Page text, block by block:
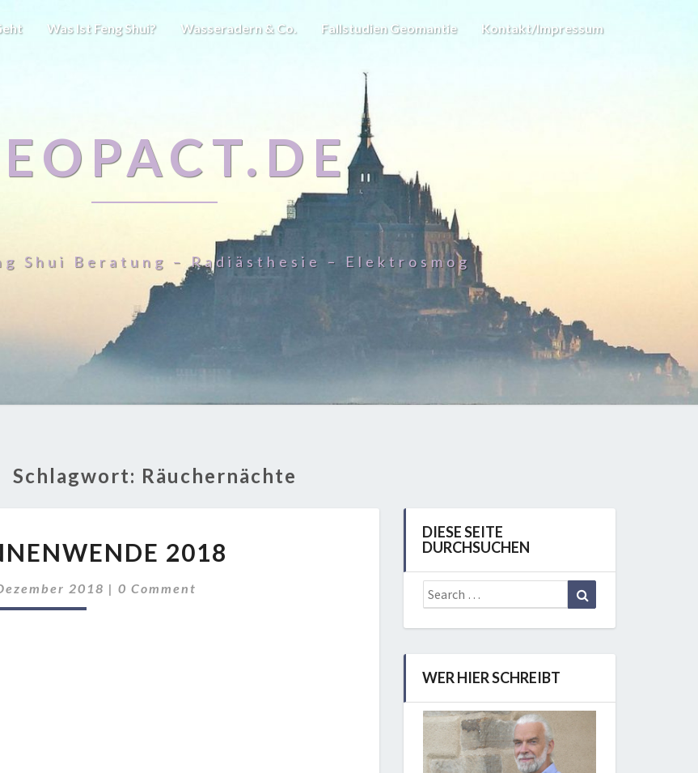
Was Ist Feng Shui? Wasseradern & Co. Fallstudien Geomantie Kontakt/Impressum
Shui Beratung – Radiästhesie – Elektrosmog
Schlagwort: Räuchernächte
2018
2018
2018 |Comments
0 Comment
DIESE SEITE
DURCHSUCHEN
Search
for:
WER HIER SCHREIBT